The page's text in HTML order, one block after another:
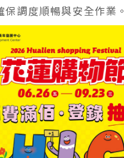
保調度順暢與安全作業。